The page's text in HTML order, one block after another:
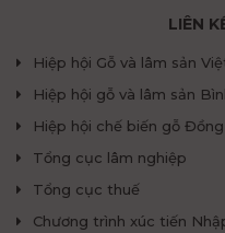
LIÊN
Hiệp hội Gỗ và lâm sản
Hiệp hội gỗ và lâm sản
Hiệp hội chế biến gỗ
Tổng cục lâm nghiệp
Tổng cục thuế
Chương trình xúc tiến